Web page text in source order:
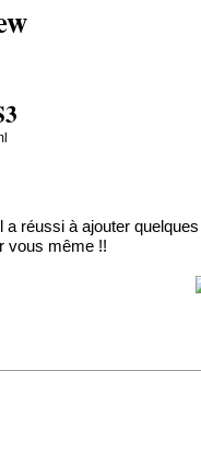
réussi à ajouter
vous même !!